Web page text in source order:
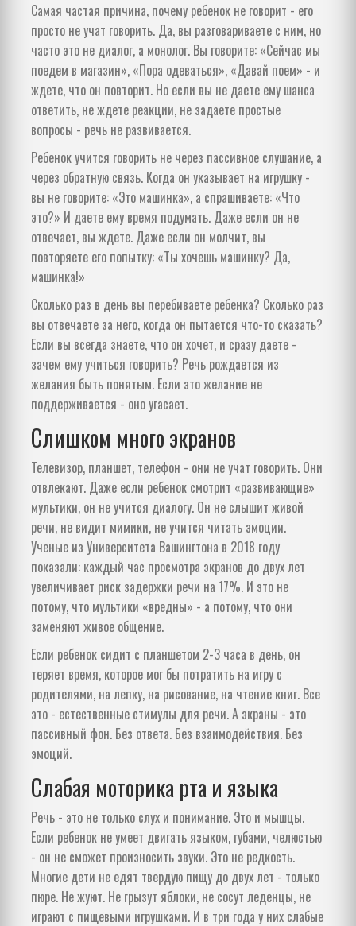
Самая частая причина, почему ребенок не говорит - его
просто не учат говорить. Да, вы разговариваете с ним, но
часто это не диалог, а монолог. Вы говорите: «Сейчас мы
поедем в магазин», «Пора одеваться», «Давай поем» - и
ждете, что он повторит. Но если вы не даете ему шанса
ответить, не ждете реакции, не задаете простые
вопросы - речь не развивается.
Ребенок учится говорить не через пассивное слушание, а
через обратную связь. Когда он указывает на игрушку -
вы не говорите: «Это машинка», а спрашиваете: «Что
это?» И даете ему время подумать. Даже если он не
отвечает, вы ждете. Даже если он молчит, вы
повторяете его попытку: «Ты хочешь машинку? Да,
машинка!»
Сколько раз в день вы перебиваете ребенка? Сколько раз
вы отвечаете за него, когда он пытается что-то сказать?
Если вы всегда знаете, что он хочет, и сразу даете -
зачем ему учиться говорить? Речь рождается из
желания быть понятым. Если это желание не
поддерживается - оно угасает.
Слишком много экранов
Телевизор, планшет, телефон - они не учат говорить. Они
отвлекают. Даже если ребенок смотрит «развивающие»
мультики, он не учится диалогу. Он не слышит живой
речи, не видит мимики, не учится читать эмоции.
Ученые из Университета Вашингтона в 2018 году
показали: каждый час просмотра экранов до двух лет
увеличивает риск задержки речи на 17%. И это не
потому, что мультики «вредны» - а потому, что они
заменяют живое общение.
Если ребенок сидит с планшетом 2-3 часа в день, он
теряет время, которое мог бы потратить на игру с
родителями, на лепку, на рисование, на чтение книг. Все
это - естественные стимулы для речи. А экраны - это
пассивный фон. Без ответа. Без взаимодействия. Без
эмоций.
Слабая моторика рта и языка
Речь - это не только слух и понимание. Это и мышцы.
Если ребенок не умеет двигать языком, губами, челюстью
- он не сможет произносить звуки. Это не редкость.
Многие дети не едят твердую пищу до двух лет - только
пюре. Не жуют. Не грызут яблоки, не сосут леденцы, не
играют с пищевыми игрушками. И в три года у них слабые